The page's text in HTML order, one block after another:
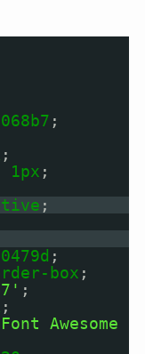
;
;
1px ;
;
;
box ;
;
;
Awesome